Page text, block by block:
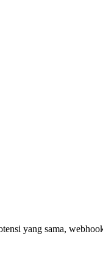
yang sama,